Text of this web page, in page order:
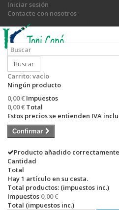
Iniciar sesión
Contacte con nosotros
Llámanos ahora:
Buscar
Carrito:vacío
Ningún producto
0,00 € Impuestos
0,00 € Total
Estos precios se entienden IVA
Confirmar
Producto añadido
Cantidad
Total
Hay 1 artículo en su cesta.
Total productos: (impuestos inc.)
Impuestos 0,00 €
Total (impuestos inc.)